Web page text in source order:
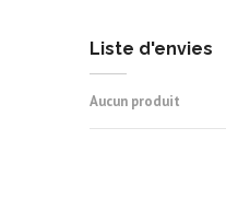
Liste d'envies
Aucun produit